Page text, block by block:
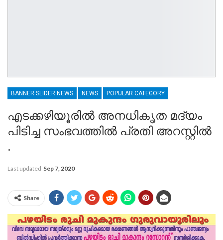
BANNER SLIDER NEWS NEWS POPULAR CATEGORY
എടക്കഴിയൂരില്‍ അനധികൃത മദ്യം
പിടിച്ച സംഭവത്തില്‍ പ്രതി അറസ്റ്റില്‍
.
Last updated Sep 7, 2020
Share